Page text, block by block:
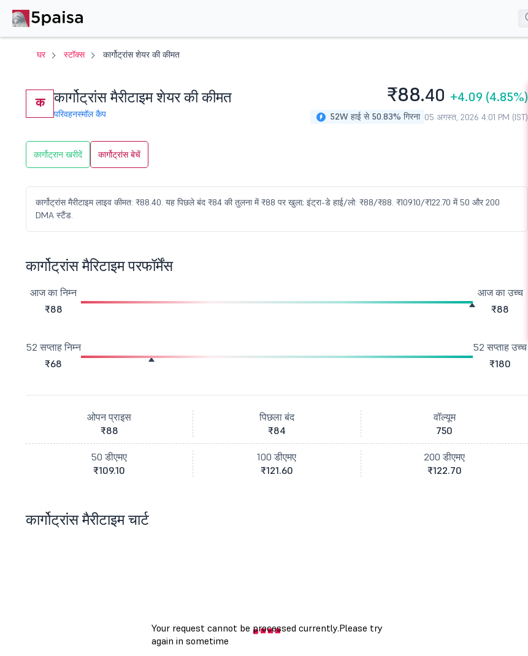
घर स्टॉक्स कार्गोट्रांस शेयर की कीमत
क कार्गोट्रांस मैरीटाइम शेयर की कीमत
परिवहनस्मॉल कैप
₹88.40 +4.09 (4.85%)
52W हाई से 50.83% गिरना 05 अगस्त, 2026 4:01 PM (IST)
कार्गोट्रान खरीदें कार्गोट्रांस बेचें
कार्गोट्रांस मैरीटाइम लाइव कीमत: ₹88.40. यह पिछले बंद ₹84 की तुलना में ₹88 पर खुला; इंट्रा-डे हाई/लो: ₹88/₹88. ₹109.10/₹122.70 में 50 और 200
DMA स्टैंड.
कार्गोट्रांस मैरिटाइम परफॉर्मेंस
आज का निम्न
₹88
आज का उच्च
₹88
52 सप्ताह निम्न
₹68
52 सप्ताह उच्च
₹180
ओपन प्राइस
₹88
पिछला बंद
₹84
वॉल्यूम
750
50 डीएमए
₹109.10
100 डीएमए
₹121.60
200 डीएमए
₹122.70
कार्गोट्रांस मैरीटाइम चार्ट